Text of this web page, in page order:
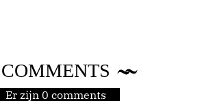
COMMENTS
Er zijn 0 comments